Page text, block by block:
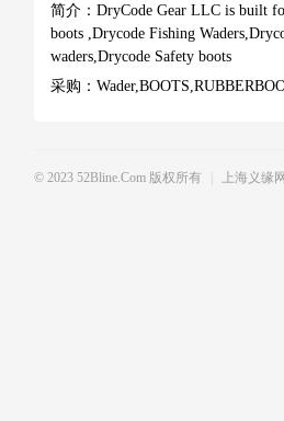
简介： DryCode Gear LLC is built
boots ,Drycode Fishing
waders,Drycode Safety boots
采购：
© 2023 52Bline.com 版权所有 上海义缘